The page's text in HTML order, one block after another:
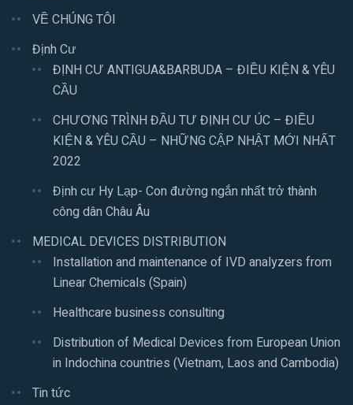
VỀ CHÚNG TÔI
Định Cư
ĐỊNH CƯ ANTIGUA&BARBUDA – ĐIỀU KIỆN & YÊU
CẦU
CHƯƠNG TRÌNH ĐẦU TƯ ĐỊNH CƯ ÚC – ĐIỀU
KIỆN & YÊU CẦU – NHỮNG CẬP NHẬT MỚI NHẤT
2022
Định cư Hy Lạp- Con đường ngắn nhất trở thành
công dân Châu Âu
MEDICAL DEVICES DISTRIBUTION
Installation and maintenance of IVD analyzers from
Linear Chemicals (Spain)
Healthcare business consulting
Distribution of Medical Devices from European Union
in Indochina countries (Vietnam, Laos and Cambodia)
Tin tức